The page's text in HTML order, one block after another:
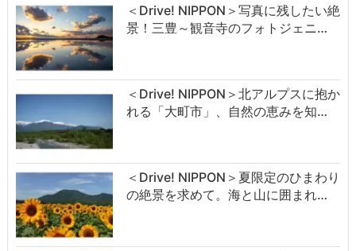
＜Drive! NIPPON＞写真に残したい絶
景！三豊～観音寺のフォトジェニ…
＜Drive! NIPPON＞北アルプスに抱か
れる「大町市」、自然の恵みを知…
＜Drive! NIPPON＞夏限定のひまわり
の絶景を求めて。海と山に囲まれ…